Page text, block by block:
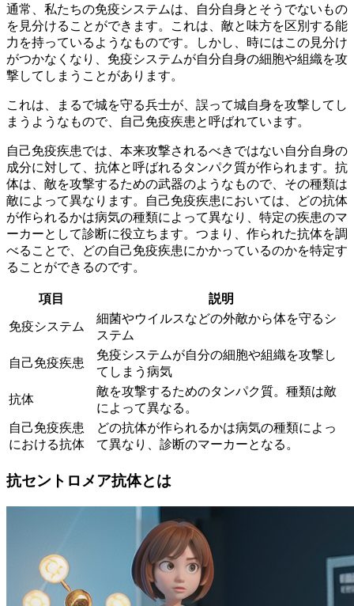
通常、私たちの免疫システムは、自分自身とそうでないもの
を見分けることができます。
これは、敵と味方を区別する能
力を持っているようなものです。しかし、時にはこの見分け
がつかなくなり、免疫システムが自分自身の細胞や組織を攻
撃してしまうことがあります。
これは、まるで城を守る兵士が、誤って城自身を攻撃してし
まうようなもので、自己免疫疾患と呼ばれています。
自己免疫疾患では、本来攻撃されるべきではない自分自身の
成分に対して、抗体と呼ばれるタンパク質が作られます。抗
体は、敵を攻撃するための武器のようなもので、その種類は
敵によって異なります。
自己免疫疾患においては、どの抗体
が作られるかは病気の種類によって異なり、特定の疾患のマ
ーカーとして診断に役立ちます。 つまり、作られた抗体を調
べることで、どの自己免疫疾患にかかっているのかを特定す
ることができるのです。
項目 説明
免疫システム
細菌やウイルスなどの外敵から体を守るシ
ステム
自己免疫疾患
免疫システムが自分の細胞や組織を攻撃し
てしまう病気
抗体
敵を攻撃するためのタンパク質。種類は敵
によって異なる。
自己免疫疾患
における抗体
どの抗体が作られるかは病気の種類によっ
て異なり、診断のマーカーとなる。
抗セントロメア抗体とは